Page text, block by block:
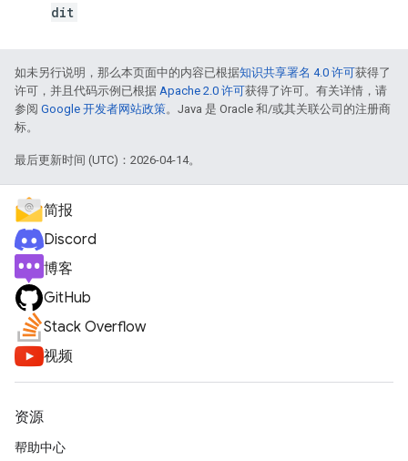
dit
如未另行说明，那么本页面中的内容已根据知识共享署名 4.0 许可获得了
许可，并且代码示例已根据 Apache 2.0 许可获得了许可。有关详情，请
参阅 Google 开发者网站政策。Java 是 Oracle 和/或其关联公司的注册商
标。
最后更新时间 (UTC)：2026-04-14。
简报
Discord
博客
GitHub
Stack Overflow
视频
资源
帮助中心